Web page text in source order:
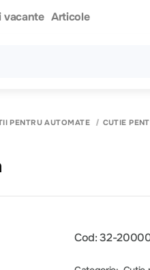
vacante Articole
PENTRU AUTOMATE CUTIE
Cod: 32-